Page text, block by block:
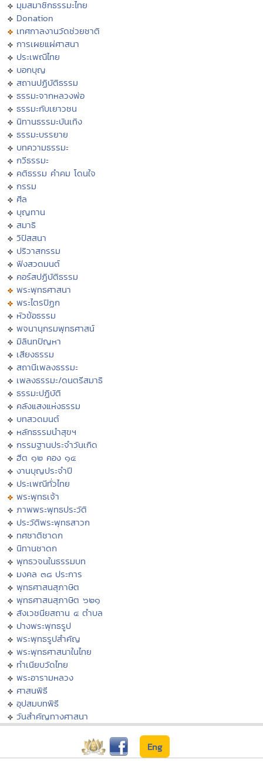
มุมสมาชิกธรรมะไทย
Donation
เทศกาลงานวัดช่วยชาติ
การเผยแผ่ศาสนา
ประเพณีไทย
บอกบุญ
สถานปฏิบัติธรรม
ธรรมะจากหลวงพ่อ
ธรรมะกับเยาวชน
นิทานธรรมะบันเทิง
ธรรมะบรรยาย
บทความธรรมะ
กวีธรรมะ
คติธรรม คำคม โดนใจ
กรรม
ศีล
บุญทาน
สมาธิ
วิปัสสนา
ปริวาสกรรม
ฟังสวดมนต์
คอร์สปฏิบัติธรรม
พระพุทธศาสนา
พระไตรปิฏก
หัวข้อธรรม
พจนานุกรมพุทธศาสน์
มิลินทปัญหา
เสียงธรรม
สถานีเพลงธรรมะ
เพลงธรรมะ/ดนตรีสมาธิ
ธรรมะปฏิบัติ
คลังแสงแห่งธรรม
บทสวดมนต์
หลักธรรมนำสุขฯ
กรรมฐานประจำวันเกิด
ฮีต ๑๒ คอง ๑๔
งานบุญประจำปี
ประเพณีทั่วไทย
พระพุทธเจ้า
ภาพพระพุทธประวัติ
ประวัติพระพุทธสาวก
ทศชาติชาดก
นิทานชาดก
พุทธวจนในธรรมบท
มงคล ๓๘ ประการ
พุทธศาสนสุภาษิต
พุทธศาสนสุภาษิต ๖๒๑
สังเวชนียสถาน ๔ ตำบล
ปางพระพุทธรูป
พระพุทธรูปสำคัญ
พระพุทธศาสนาในไทย
ทำเนียบวัดไทย
พระอารามหลวง
ศาสนพิธี
อุปสมบทพิธี
วันสำคัญทางศาสนา
Eng